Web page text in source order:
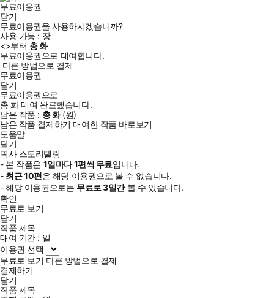
무료이용권
닫기
무료이용권을 사용하시겠습니까?
사용 가능 : 장
<>부터 총화
무료이용권으로 대여합니다.
다른 방법으로 결제
무료이용권
닫기
무료이용권으로
총 화대여 완료했습니다.
남은 작품 : 총화(원)
남은 작품 결제하기 대여한 작품 바로보기
도움말
닫기
픽사 스토리텔링
- 본 작품은 1일마다1편씩 무료입니다.
- 최근10편은 해당 이용권으로 볼 수 없습니다.
- 해당 이용권으로는 무료로3일간볼 수 있습니다.
확인
무료로 보기
닫기
작품 제목
대여 기간 : 일
이용권 선택
무료로 보기 다른 방법으로 결제
결제하기
닫기
작품 제목